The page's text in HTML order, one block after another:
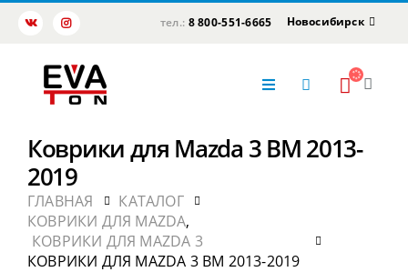
тел.: 8 800-551-6665 Новосибирск
Коврики для Mazda 3 BM 2013-
2019
ГЛАВНАЯ
КАТАЛОГ
КОВРИКИ ДЛЯ MAZDA,
КОВРИКИ ДЛЯ MAZDA 3
КОВРИКИ ДЛЯ MAZDA 3 BM 2013-2019